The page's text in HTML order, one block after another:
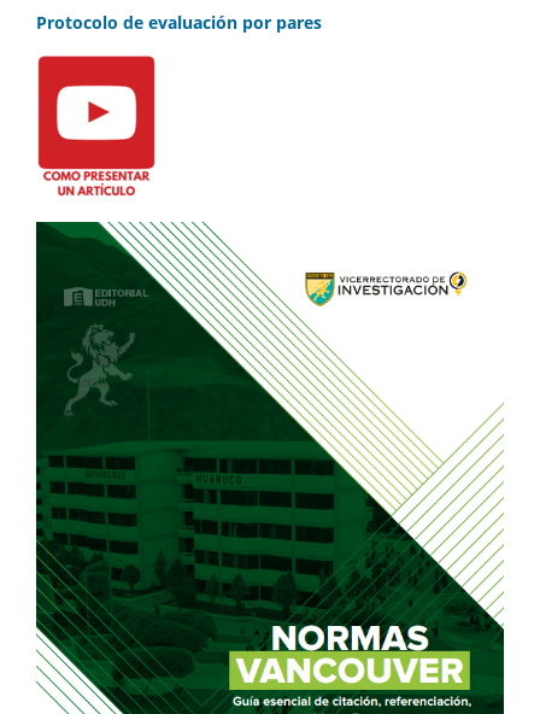
Protocolo de evaluación por pares